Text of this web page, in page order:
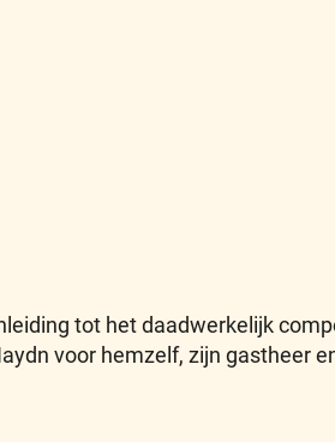
tot het daadwerkelijk
voor hemzelf, zijn gastheer